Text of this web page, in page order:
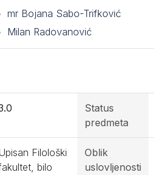
mr Bojana Sabo-Trifković
Milan Radovanović
Status
predmeta
Filološki
bilo
Oblik
uslovljenosti